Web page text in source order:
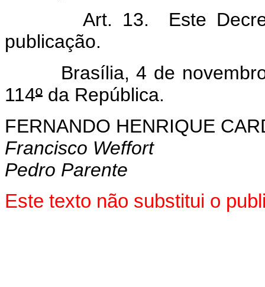
Art. 13. Este Decreto
publicação.
Brasília, 4 de novembro
114º da República.
FERNANDO HENRIQUE
Francisco Weffort
Pedro Parente
Este texto não substitui o